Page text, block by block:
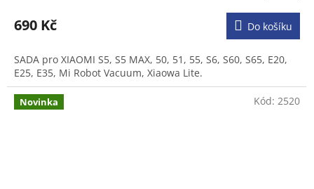
produktu
je
z
5
hvězdiček.
690 Kč Do košíku
SADA pro XIAOMI S5, S5 MAX, 50, 51, 55, S6, S60, S65, E20,
E25, E35, Mi Robot Vacuum, Xiaowa Lite.
Novinka Kód: 2520